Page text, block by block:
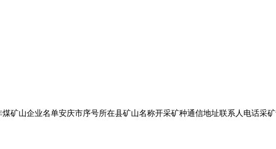
矿山企业名单安庆市序号所在县矿山名称开采矿种通信地址联系人电话采